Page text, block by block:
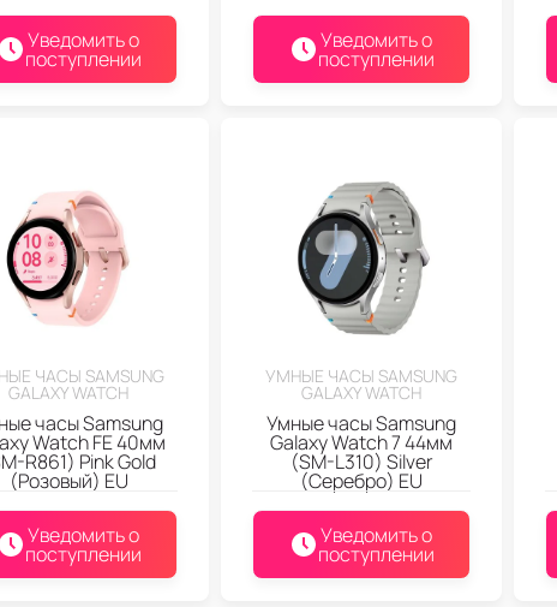
Уведомить о
поступлении
Уведомить о
поступлении
ЧАСЫ SAMSUNG
GALAXY WATCH
часы Samsung
Watch FE 40мм
R861) Pink Gold
(Розовый) EU
Уведомить о
поступлении
УМНЫЕ ЧАСЫ SAMSUNG
GALAXY WATCH
Умные часы Samsung
Galaxy Watch 7 44мм
(SM-L310) Silver
(Серебро) EU
Уведомить о
поступлении